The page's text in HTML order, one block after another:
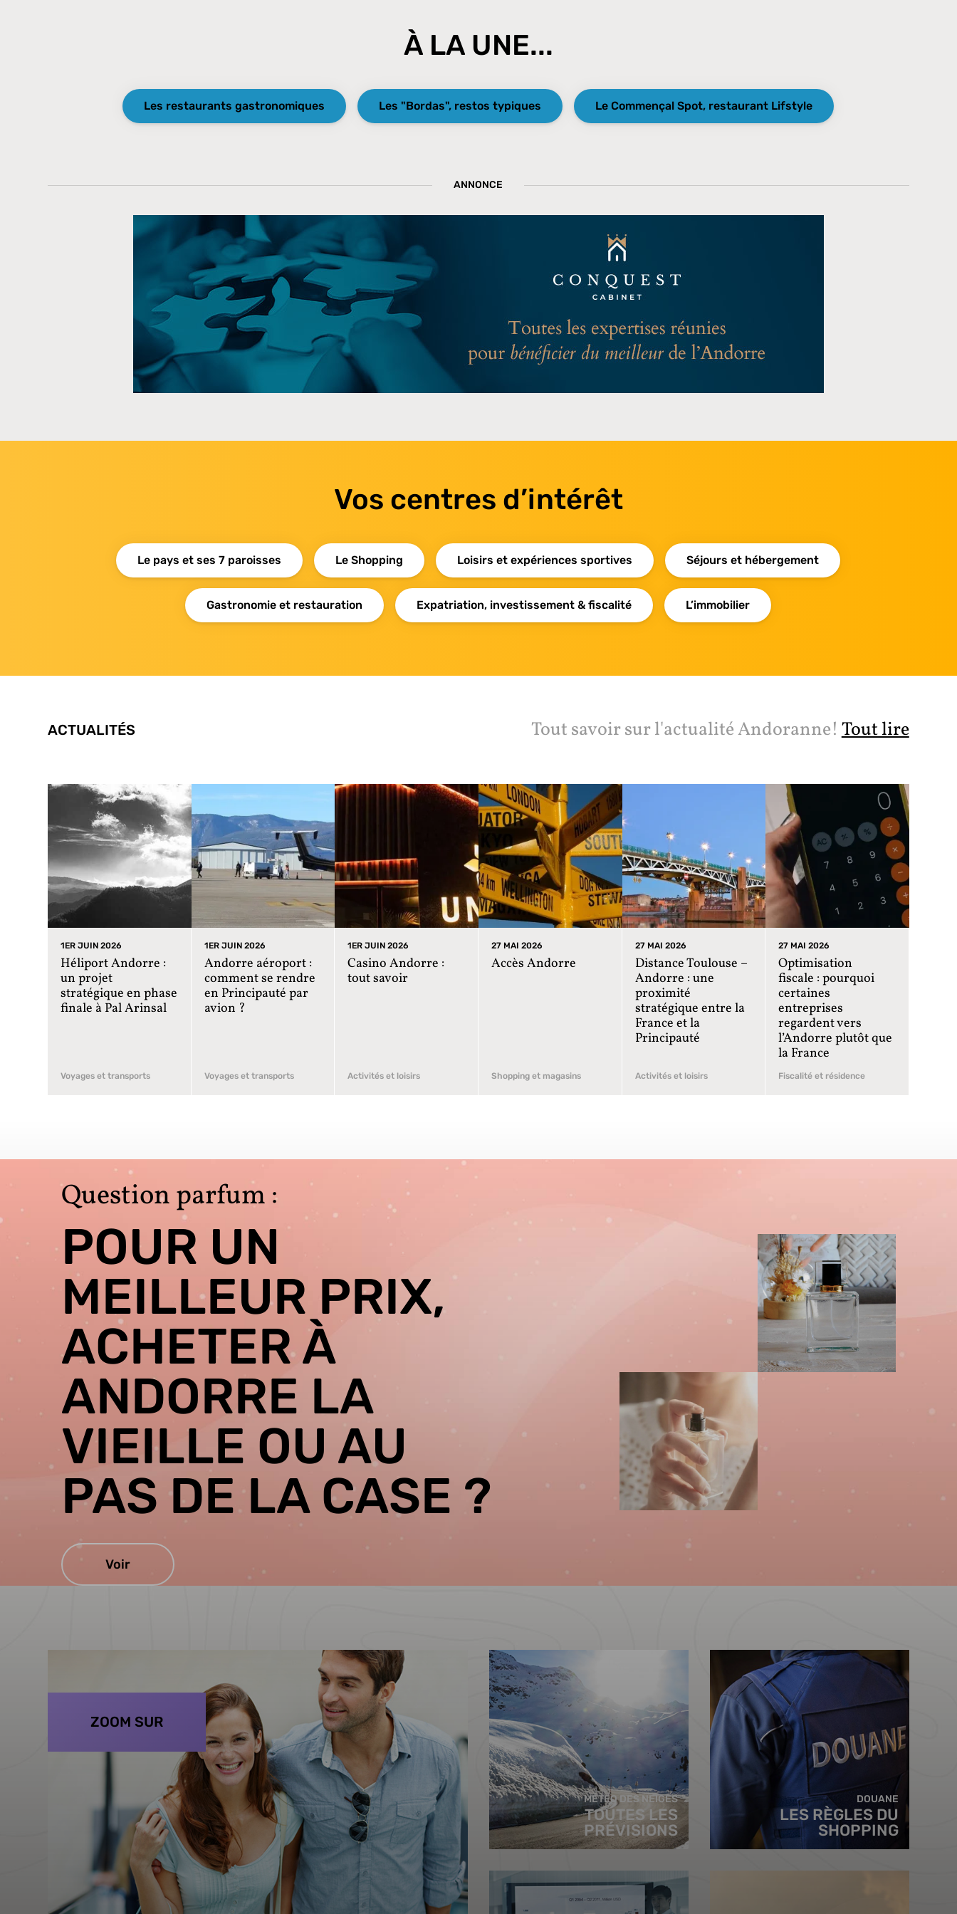
À LA UNE...
Les restaurants gastronomiques Les "Bordas", restos typiques Le Commençal Spot, restaurant Lifstyle
ANNONCE
Vos centres d’intérêt
Le pays et ses 7 paroisses Le Shopping Loisirs et expériences sportives Séjours et hébergement
Gastronomie et restauration Expatriation, investissement & fiscalité L’immobilier
ACTUALITÉS Tout savoir sur l'actualité Andoranne!Tout lire
1ER JUIN 2026
Héliport Andorre :
un projet
stratégique en phase
finale à Pal Arinsal
Voyages et transports
1ER JUIN 2026
Andorre aéroport :
comment se rendre
en Principauté par
avion ?
Voyages et transports
1ER JUIN 2026
Casino Andorre :
tout savoir
Activités et loisirs
27 MAI 2026
Accès Andorre
Shopping et magasins
27 MAI 2026
Distance Toulouse –
Andorre : une
proximité
stratégique entre la
France et la
Principauté
Activités et loisirs
27 MAI 2026
Optimisation
fiscale : pourquoi
certaines
entreprises
regardent vers
l’Andorre plutôt que
la France
Fiscalité et résidence
Question parfum :
POUR UN
MEILLEUR PRIX,
ACHETER À
ANDORRE LA
VIEILLE OU AU
PAS DE LA CASE ?
Voir
ZOOM SUR
MÉTÉO DES NEIGES
TOUTES LES
PRÉVISIONS
DOUANE
LES RÈGLES DU
SHOPPING